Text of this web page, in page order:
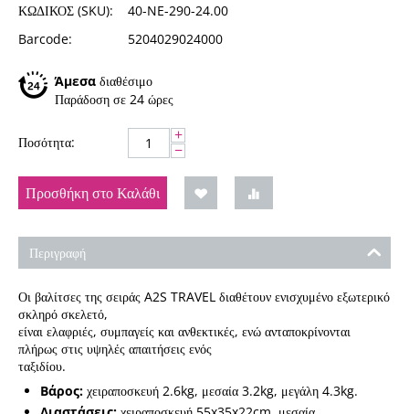
ΚΩΔΙΚΟΣ (SKU):
40-NE-290-24.00
Barcode:
5204029024000
Άμεσα διαθέσιμο
Παράδοση σε 24 ώρες
Ποσότητα: +
−
Προσθήκη στο Καλάθι
Περιγραφή
Οι βαλίτσες της σειράς A2S TRAVEL διαθέτουν ενισχυμένο εξωτερικό
σκληρό σκελετό,
είναι ελαφριές, συμπαγείς και ανθεκτικές, ενώ ανταποκρίνονται
πλήρως στις υψηλές απαιτήσεις ενός
ταξιδίου.
Βάρος: χειραποσκευή 2.6kg, μεσαία 3.2kg, μεγάλη 4.3kg.